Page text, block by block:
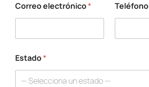
a
q
í
o
Correo electrónico* Teléfono
Estado*
— Selecciona un estado —